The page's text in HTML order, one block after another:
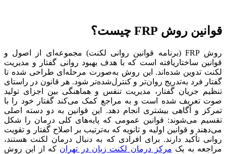
قوانین روش FRP چیست؟
روش FRP (برنامه قوانین روانی لکنت) مجموعه‌ای از اصول و
قوانین ساختاریافته است که با هدف بهبود روانی گفتار و مدیریت
لکنت تدوین شده‌اند. این روش به‌صورت مرحله‌ای طراحی شده تا
گفتار فرد به‌تدریج روان‌تر و کنترل‌شده‌تر شود. هر قانون در راستای
تنظیم جریان گفتار، مدیریت تنفس و هماهنگی بین اجزای تولید
صوت تعریف شده است و به مراجع کمک می‌کند گفتار خود را با
تمرکز و آگاهی بیشتری انجام دهد. این قوانین به دو دسته اصلی
تقسیم می‌شوند: قوانین عمومی که پایه‌های کلی درمان را شکل
می‌دهند و قوانین اولیه و ثانویه که به‌ترتیب بر اصلاح گفتار و تقویت
روانی تأکید دارند. برای افرادی که به دنبال درمان لکنت هستند،
مراجعه به یک مرکز درمان لکنت زبان در تهران که از این روش